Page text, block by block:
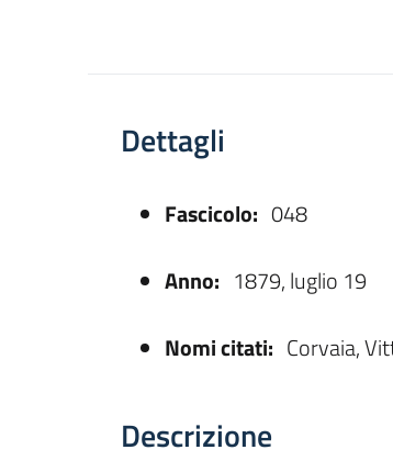
Dettagli
Fascicolo: 048
Anno: 1879, luglio 19
Nomi citati: Corvaia,
Descrizione